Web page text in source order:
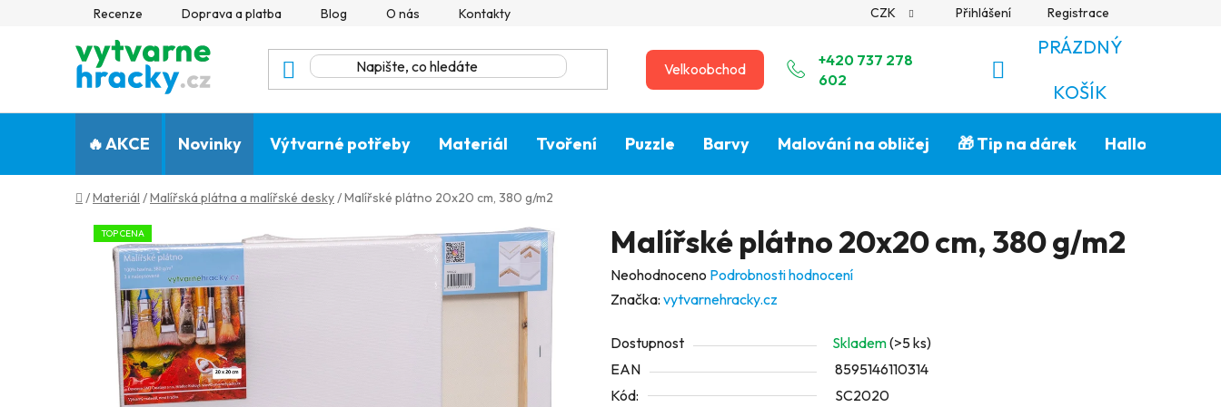
Recenze Doprava a platba Blog O nás Kontakty CZK Přihlášení Registrace
Velkoobchod
+420 737 278
602
NÁKUPNÍ
KOŠÍK
PRÁZDNÝ
KOŠÍK
🔥 AKCE Novinky Výtvarné potřeby Materiál Tvoření Puzzle Barvy Malování na obličej 🎁 Tip na dárek Halloween🎃
Domů
/Materiál /Malířská plátna a malířské desky/Malířské plátno 20x20 cm, 380 g/m2
Malířské plátno 20x20 cm, 380 g/m2
Průměrné
hodnocení
je
0,0
z
Neohodnoceno Podrobnosti hodnocení
Značka: vytvarnehracky.cz
Dostupnost Skladem(>5 ks)
EAN
8595146110314
Kód:
SC2020
TOP CENA